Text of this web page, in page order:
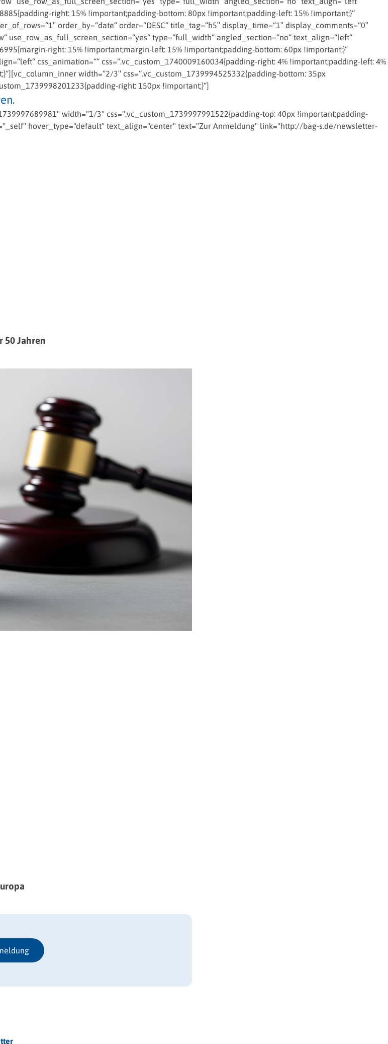
right: 15% !important;padding-bottom: 80px !important;padding-left: 15% !important;}“
order_by=“date“ order=“DESC“ title_tag=“h5″ display_time=“1″ display_comments=“0″
type=“full_width“ angled_section=“no“ text_align=“left“
right: 15% !important;margin-left: 15% !important;padding-bottom: 60px !important;}“
css_animation=““ css=“.vc_custom_1740009160034{padding-right: 4% !important;padding-left: 4%
width=“2/3″ css=“.vc_custom_1739994525332{padding-bottom: 35px
right: 150px !important;}“]
width="1/3" css=".vc_custom_1739997991522{padding-top: 40px !important;padding-
hover_type="default" text_align="center" text="Zur Anmeldung" link="http://bag-s.de/newsletter-
50 Jahren